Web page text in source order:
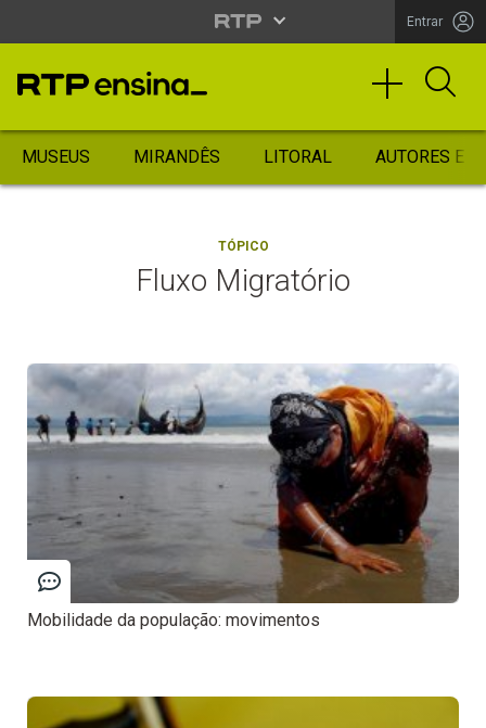
Entrar
MUSEUS MIRANDÊS LITORAL AUTORES
TÓPICO
Fluxo Migratório
Mobilidade da população: movimentos